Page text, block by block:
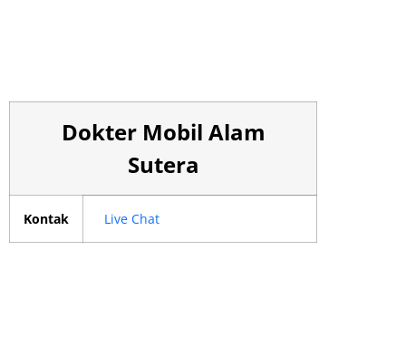
Dokter Mobil Alam
Sutera
Kontak Live Chat